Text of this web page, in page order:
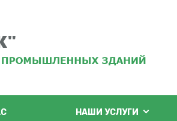
НАШИ УСЛУГИ